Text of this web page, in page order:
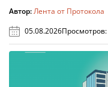
Автор:Лента от Протокола
05.08.2026Просмотров: